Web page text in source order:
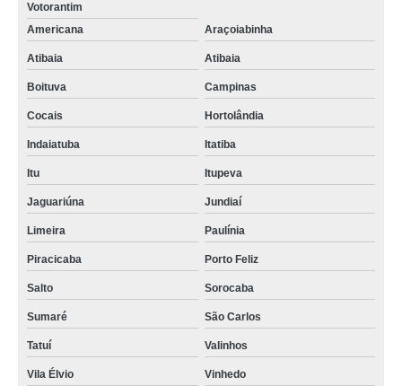
Votorantim
Americana
Araçoiabinha
Atibaia Atibaia
Boituva Campinas
Cocais Hortolândia
Indaiatuba Itatiba
Itu Itupeva
Jaguariúna Jundiaí
Limeira Paulínia
Piracicaba Porto Feliz
Salto Sorocaba
Sumaré São Carlos
Tatuí Valinhos
Vila Élvio
Vinhedo